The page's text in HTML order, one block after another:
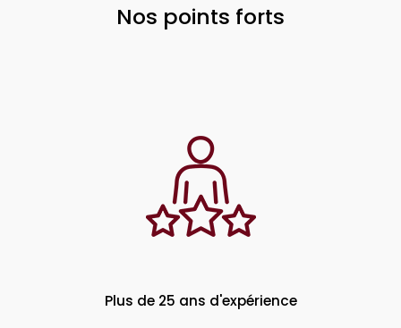
Nos points forts
Plus de 25 ans d'expérience